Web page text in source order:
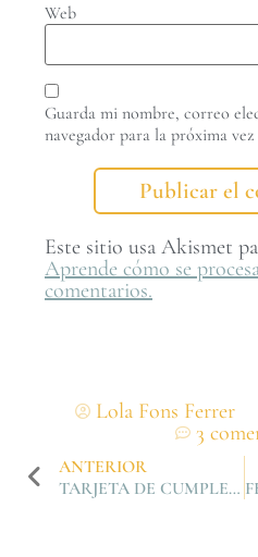
Web
Guarda mi nombre, correo
navegador para la próxima
Este sitio usa Akismet
Aprende cómo se
comentarios.
Lola Fons Ferrer
3
ANTERIOR
TARJETA DE CUMPLEAÑOS